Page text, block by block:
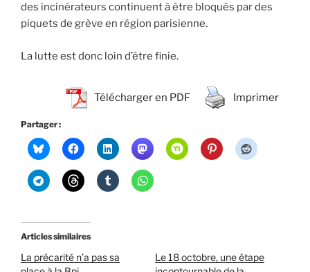
des incinérateurs continuent à être bloqués par des
piquets de grève en région parisienne.
La lutte est donc loin d’être finie.
Télécharger en PDF Imprimer
Partager :
Articles similaires
La précarité n’a pas sa
Le 18 octobre, une étape